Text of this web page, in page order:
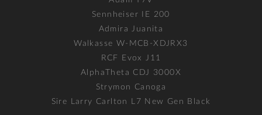
Sennheiser IE 200
Admira Juanita
Walkasse W-MCB-XDJRX3
RCF Evox J11
AlphaTheta CDJ 3000X
Strymon Canoga
Sire Larry Carlton L7 New Gen Black